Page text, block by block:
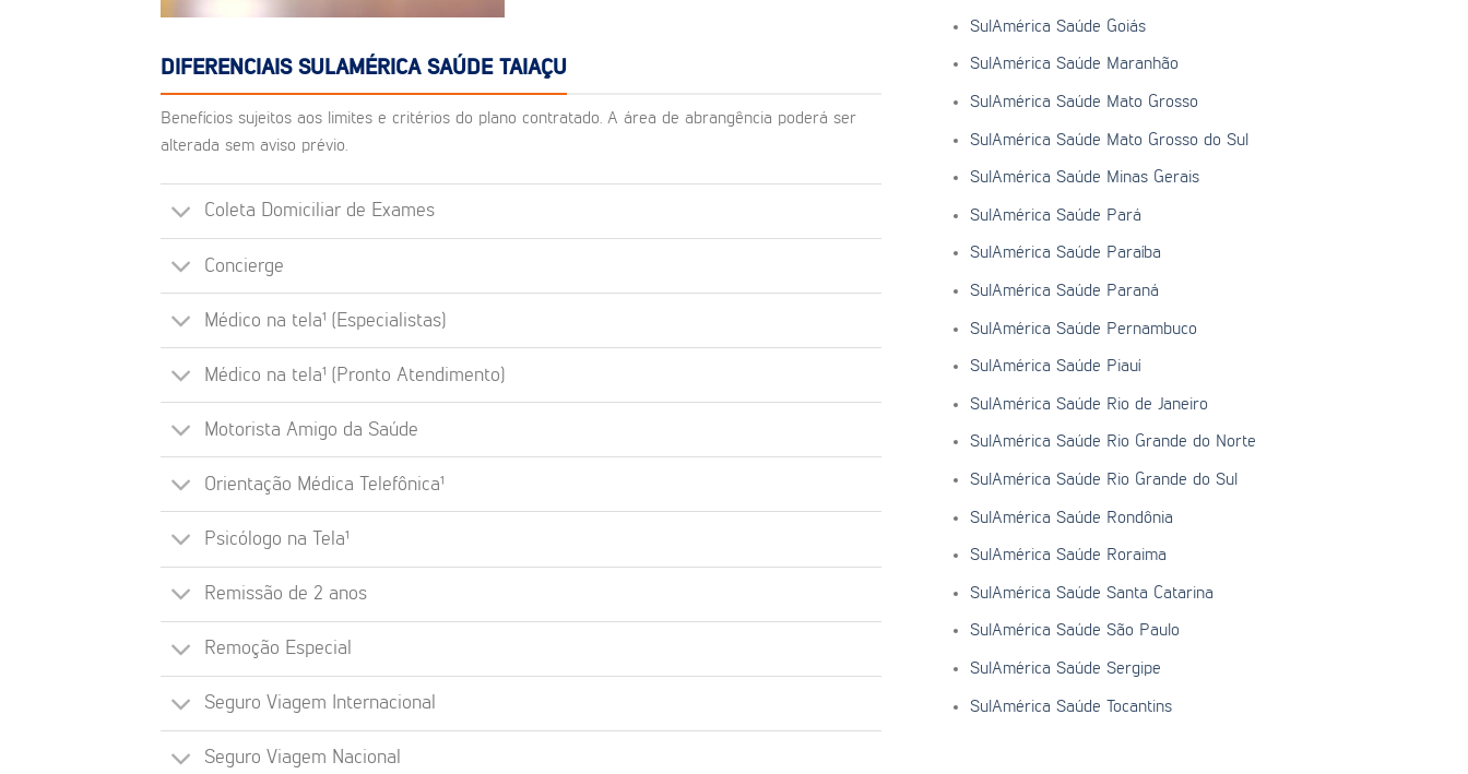
DIFERENCIAIS SULAMÉRICA SAÚDE TAIAÇU
Benefícios sujeitos aos limites e critérios do plano contratado. A área de abrangência poderá ser
alterada sem aviso prévio.
Coleta Domiciliar de Exames
Concierge
Médico na tela¹ (Especialistas)
Médico na tela¹ (Pronto Atendimento)
Motorista Amigo da Saúde
Orientação Médica Telefônica¹
Psicólogo na Tela¹
Remissão de 2 anos
Remoção Especial
Seguro Viagem Internacional
Seguro Viagem Nacional
SulAmérica Saúde Goiás
SulAmérica Saúde Maranhão
SulAmérica Saúde Mato Grosso
SulAmérica Saúde Mato Grosso do Sul
SulAmérica Saúde Minas Gerais
SulAmérica Saúde Pará
SulAmérica Saúde Paraíba
SulAmérica Saúde Paraná
SulAmérica Saúde Pernambuco
SulAmérica Saúde Piauí
SulAmérica Saúde Rio de Janeiro
SulAmérica Saúde Rio Grande do Norte
SulAmérica Saúde Rio Grande do Sul
SulAmérica Saúde Rondônia
SulAmérica Saúde Roraima
SulAmérica Saúde Santa Catarina
SulAmérica Saúde São Paulo
SulAmérica Saúde Sergipe
SulAmérica Saúde Tocantins